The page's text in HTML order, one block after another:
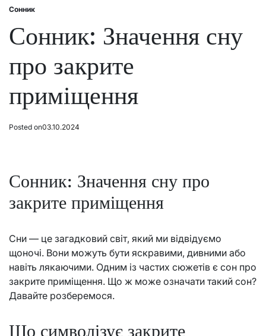
Posted
Сонник
Сонник: Значення сну
про закрите
приміщення
Posted on03.10.2024
Сонник: Значення сну про
закрите приміщення
Сни — це загадковий світ, який ми відвідуємо
щоночі. Вони можуть бути яскравими, дивними або
навіть лякаючими. Одним із частих сюжетів є сон про
закрите приміщення. Що ж може означати такий сон?
Давайте розберемося.
Що символізує закрите